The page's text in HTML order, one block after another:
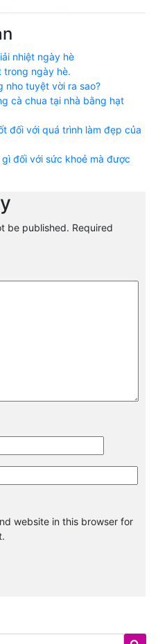
nhiệt ngày hè
trong ngày hè.
nho tuyệt vời ra sao?
cà chua tại nhà bằng hạt
đối với quá trình làm đẹp của
đối với sức khoẻ mà được
be published. Required
website in this browser for